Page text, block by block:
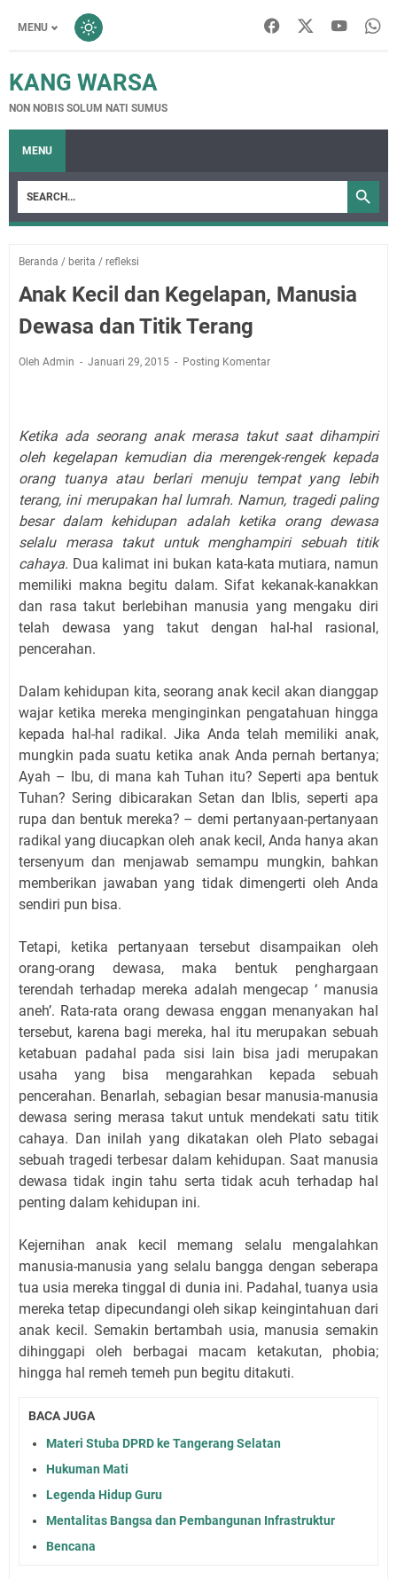
MENU
KANG WARSA
NON NOBIS SOLUM NATI SUMUS
MENU
Beranda / berita / refleksi
Anak Kecil dan Kegelapan, Manusia
Dewasa dan Titik Terang
Oleh Admin Januari 29, 2015 Posting Komentar
Ketika ada seorang anak merasa takut saat dihampiri
oleh kegelapan kemudian dia merengek-rengek kepada
orang tuanya atau berlari menuju tempat yang lebih
terang, ini merupakan hal lumrah. Namun, tragedi paling
besar dalam kehidupan adalah ketika orang dewasa
selalu merasa takut untuk menghampiri sebuah titik
cahaya. Dua kalimat ini bukan kata-kata mutiara, namun
memiliki makna begitu dalam. Sifat kekanak-kanakkan
dan rasa takut berlebihan manusia yang mengaku diri
telah dewasa yang takut dengan hal-hal rasional,
pencerahan.
Dalam kehidupan kita, seorang anak kecil akan dianggap
wajar ketika mereka menginginkan pengatahuan hingga
kepada hal-hal radikal. Jika Anda telah memiliki anak,
mungkin pada suatu ketika anak Anda pernah bertanya;
Ayah – Ibu, di mana kah Tuhan itu? Seperti apa bentuk
Tuhan? Sering dibicarakan Setan dan Iblis, seperti apa
rupa dan bentuk mereka? – demi pertanyaan-pertanyaan
radikal yang diucapkan oleh anak kecil, Anda hanya akan
tersenyum dan menjawab semampu mungkin, bahkan
memberikan jawaban yang tidak dimengerti oleh Anda
sendiri pun bisa.
Tetapi, ketika pertanyaan tersebut disampaikan oleh
orang-orang dewasa, maka bentuk penghargaan
terendah terhadap mereka adalah mengecap ‘ manusia
aneh’. Rata-rata orang dewasa enggan menanyakan hal
tersebut, karena bagi mereka, hal itu merupakan sebuah
ketabuan padahal pada sisi lain bisa jadi merupakan
usaha yang bisa mengarahkan kepada sebuah
pencerahan. Benarlah, sebagian besar manusia-manusia
dewasa sering merasa takut untuk mendekati satu titik
cahaya. Dan inilah yang dikatakan oleh Plato sebagai
sebuah tragedi terbesar dalam kehidupan. Saat manusia
dewasa tidak ingin tahu serta tidak acuh terhadap hal
penting dalam kehidupan ini.
Kejernihan anak kecil memang selalu mengalahkan
manusia-manusia yang selalu bangga dengan seberapa
tua usia mereka tinggal di dunia ini. Padahal, tuanya usia
mereka tetap dipecundangi oleh sikap keingintahuan dari
anak kecil. Semakin bertambah usia, manusia semakin
dihinggapi oleh berbagai macam ketakutan, phobia;
hingga hal remeh temeh pun begitu ditakuti.
BACA JUGA
Materi Stuba DPRD ke Tangerang Selatan
Hukuman Mati
Legenda Hidup Guru
Mentalitas Bangsa dan Pembangunan Infrastruktur
Bencana